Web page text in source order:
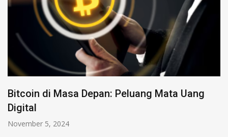
Bitcoin di Masa Depan: Peluang Mata Uang
Digital
November 5, 2024